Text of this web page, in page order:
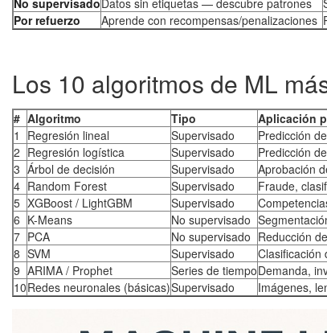
No supervisadoDatos sin etiquetas — descubre patrones
Por refuerzo
Aprende con recompensas/penalizaciones
Los 10 algoritmos de ML
# Algoritmo Tipo
Aplicación
1
Regresión lineal Supervisado
Predicción
2 Regresión logística Supervisado
Predicción
3 Árbol de decisión Supervisado
Aprobación
4 Random Forest Supervisado
Fraude,
5 XGBoost / LightGBM Supervisado
6 K-Means No supervisado
7 PCA No supervisado Reducción
8 SVM Supervisado
Clasificación
9 ARIMA / Prophet Series de tiempoDemanda,
10Redes neuronales (básicas)Supervisado Imágenes,